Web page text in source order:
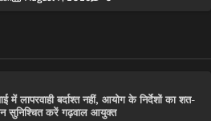
में लापरवाही बर्दाश्त नहीं, आयोग के निर्देशों का शत-
सुनिश्चित करें गढ़वाल आयुक्त